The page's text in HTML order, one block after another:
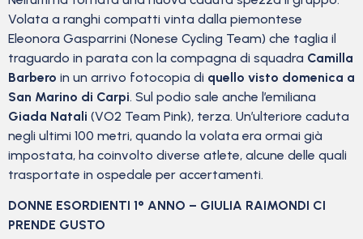
Volata a ranghi compatti vinta dalla piemontese
Eleonora Gasparrini (Nonese Cycling Team) che taglia il
traguardo in parata con la compagna di squadra Camilla
Barbero in un arrivo fotocopia di quello visto domenica a
San Marino di Carpi. Sul podio sale anche l’emiliana
Giada Natali (VO2 Team Pink), terza. Un’ulteriore caduta
negli ultimi 100 metri, quando la volata era ormai già
impostata, ha coinvolto diverse atlete, alcune delle quali
trasportate in ospedale per accertamenti.
DONNE ESORDIENTI 1° ANNO – GIULIA RAIMONDI CI
PRENDE GUSTO